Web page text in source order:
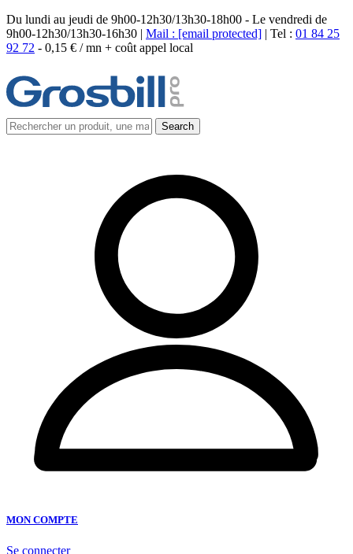
Du lundi au jeudi de 9h00-12h30/13h30-18h00 - Le vendredi de
9h00-12h30/13h30-16h30 | Mail : [email protected] | Tel : 01 84 25
92 72 - 0,15 € / mn + coût appel local
MON COMPTE
Se connecter